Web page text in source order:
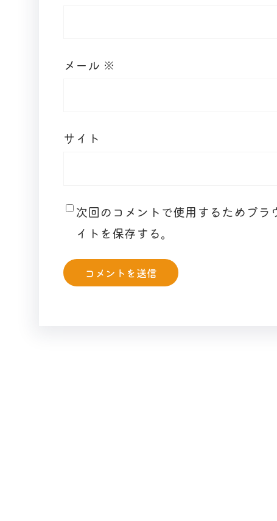
メール ※
サイト
次回のコメントで使用するためブ
イトを保存する。